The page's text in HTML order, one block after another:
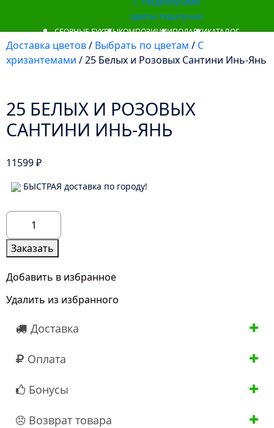
Цветы поштучно
СБОРНЫЕ БУКЕТЫКОМПОЗИЦИИПОДАРКИКАТАЛОГ
Доставка цветов/ Выбрать по цветам / С
хризантемами / 25 Белых и Розовых Сантини Инь-Янь
25 БЕЛЫХ И РОЗОВЫХ
САНТИНИ ИНЬ-ЯНЬ
11599₽
БЫСТРАЯ доставка по городу!
Количество
товара
25
Белых
и
Сантини
Янь
Заказать
Добавить в избранное
Удалить из избранного
Доставка
Оплата
Бонусы
Возврат товара